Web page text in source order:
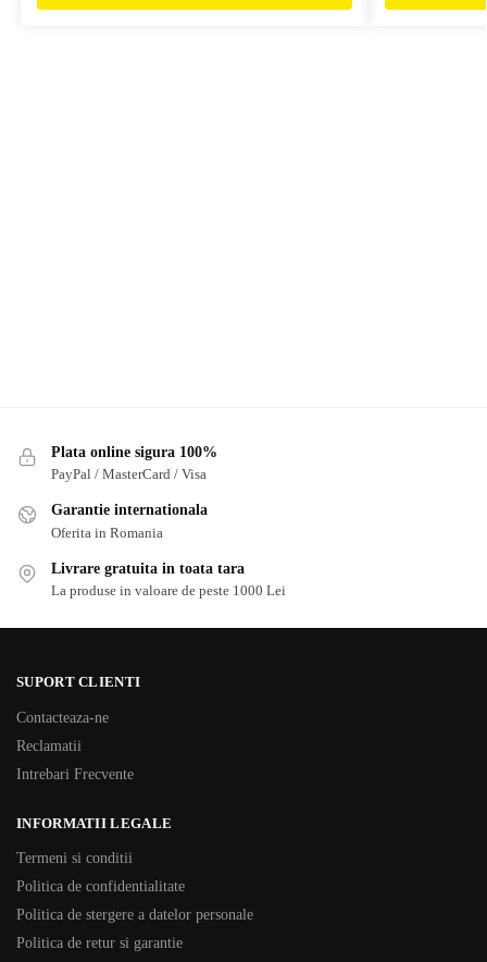
Plata online sigura 100%
PayPal / MasterCard / Visa
Garantie internationala
Oferita in Romania
Livrare gratuita in toata tara
La produse in valoare de peste 1000 Lei
SUPORT CLIENTI
Contacteaza-ne
Reclamatii
Intrebari Frecvente
INFORMATII LEGALE
Termeni si conditii
Politica de confidentialitate
Politica de stergere a datelor personale
Politica de retur si garantie